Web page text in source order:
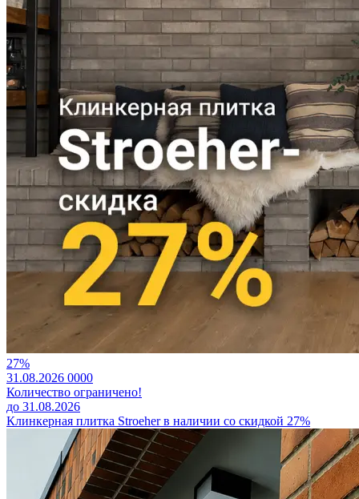
27%
31.08.2026 0000
Количество ограничено!
до 31.08.2026
Клинкерная плитка Stroeher в наличии со скидкой 27%